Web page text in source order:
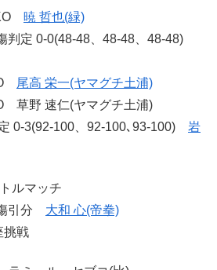
暁 哲也(緑)
定 0-0(48-48、48-48、48-48)
尾高 栄一(ヤマグチ土浦)
草野 速仁(ヤマグチ土浦)
0-3(92-100、92-100､93-100) 岩
ルマッチ
引分 大和 心(帝拳)
挑戦